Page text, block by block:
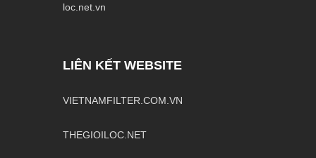
loc.net.vn
LIÊN KẾT WEBSITE
VIETNAMFILTER.COM.VN
THEGIOILOC.NET